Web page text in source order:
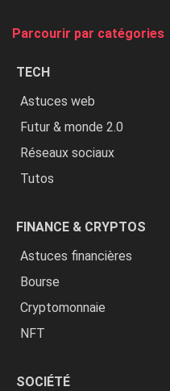
Parcourir par catégories
TECH
Astuces web
Futur & monde 2.0
Réseaux sociaux
Tutos
FINANCE & CRYPTOS
Astuces financières
Bourse
Cryptomonnaie
NFT
SOCIÉTÉ